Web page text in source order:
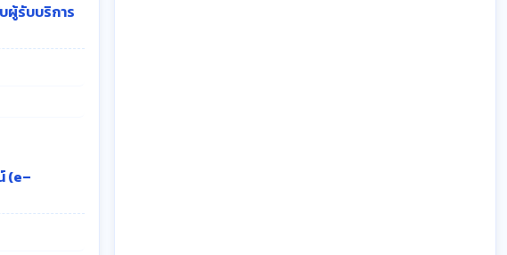
ผู้รับบริการ
(e–